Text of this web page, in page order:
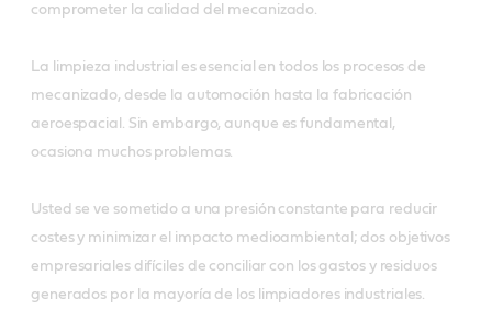
comprometer la calidad del mecanizado.
La limpieza industrial es esencial en todos los procesos de
mecanizado, desde la automoción hasta la fabricación
aeroespacial. Sin embargo, aunque es fundamental,
ocasiona muchos problemas.
Usted se ve sometido a una presión constante para reducir
costes y minimizar el impacto medioambiental; dos objetivos
empresariales difíciles de conciliar con los gastos y residuos
generados por la mayoría de los limpiadores industriales.